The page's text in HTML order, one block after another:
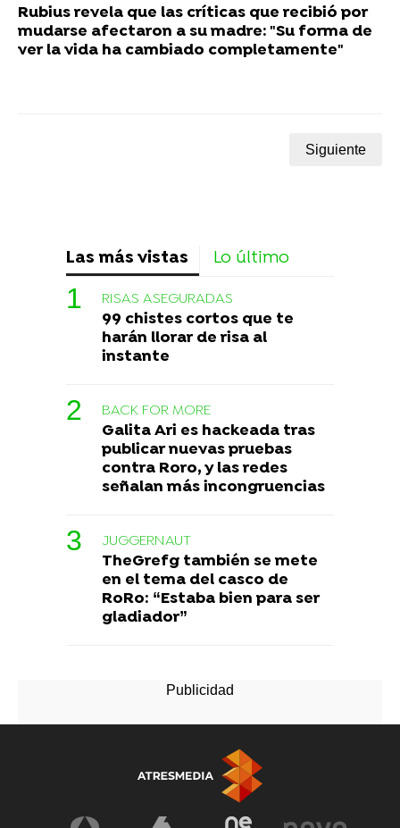
Rubius revela que las críticas que recibió por
mudarse afectaron a su madre: "Su forma de
ver la vida ha cambiado completamente"
Siguiente
Las más vistas Lo último
RISAS ASEGURADAS
99 chistes cortos que te
harán llorar de risa al
instante
BACK FOR MORE
Galita Ari es hackeada tras
publicar nuevas pruebas
contra Roro, y las redes
señalan más incongruencias
JUGGERNAUT
TheGrefg también se mete
en el tema del casco de
RoRo: “Estaba bien para ser
gladiador”